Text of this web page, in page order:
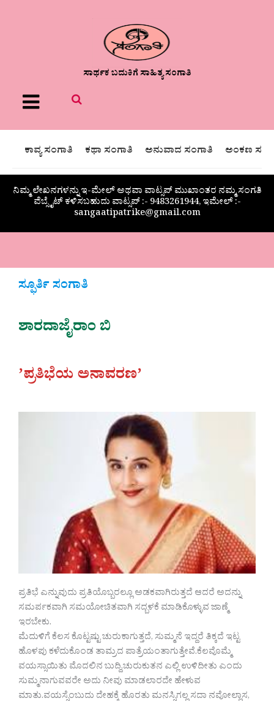
ಸಾರ್ಥಕ ಬದುಕಿಗೆ ಸಾಹಿತ್ಯ ಸಂಗಾತಿ
Menu
ಕಾವ್ಯ ಸಂಗಾತಿ ಕಥಾ ಸಂಗಾತಿ ಅನುವಾದ ಸಂಗಾತಿ ಅಂಕಣ
ನಿಮ್ಮ ಲೇಖನಗಳನ್ನು ಇ-ಮೇಲ್ ಅಥವಾ ವಾಟ್ಸಪ್ ಮುಖಾಂತರ ನಮ್ಮ ಸಂಗತಿ
ವೆಬ್ಸೈಟ್ ಕಳಿಸಬಹುದು ವಾಟ್ಸಪ್‌ :- 9483261944, ಇಮೇಲ್ :-
sangaatipatrike@gmail.com
ಸ್ಫೂರ್ತಿ ಸಂಗಾತಿ
ಶಾರದಾಜೈರಾಂ ಬಿ
ʼಪ್ರತಿಭೆಯ ಅನಾವರಣʼ
ಪ್ರತಿಭೆ ಎನ್ನುವುದು ಪ್ರತಿಯೊಬ್ಬರಲ್ಲೂ ಅಡಕವಾಗಿರುತ್ತದೆ ಆದರೆ ಅದನ್ನು
ಸಮರ್ಪಕವಾಗಿ ಸಮಯೋಚಿತವಾಗಿ ಸದ್ಬಳಕೆ ಮಾಡಿಕೊಳ್ಳುವ ಜಾಣ್ಮೆ
ಇರಬೇಕು.
ಮೆದುಳಿಗೆ ಕೆಲಸ ಕೊಟ್ಟಷ್ಟು ಚುರುಕಾಗುತ್ತದೆ, ಸುಮ್ಮನೆ ಇದ್ದರೆ ತಿಕ್ಕದೆ ಇಟ್ಟ
ಹೊಳಪು ಕಳೆದುಕೊಂಡ ತಾಮ್ರದ ಪಾತ್ರೆಯಂತಾಗುತ್ತೇವೆ.ಕೆಲವೊಮ್ಮೆ
ವಯಸ್ಸಾಯಿತು ಮೊದಲಿನ ಬುದ್ದಿ,ಚುರುಕುತನ ಎಲ್ಲಿ ಉಳಿದೀತು ಎಂದು
ಸುಮ್ಮನಾಗುವವರೇ ಅದು ನೀವು ಮಾಡಲಾರದೇ ಹೇಳುವ
ಮಾತು.ವಯಸ್ಸೆಂಬುದು ದೇಹಕ್ಕೆ ಹೊರತು ಮನಸ್ಸಿಗಲ್ಲ ಸದಾ ನವೋಲ್ಲಾಸ,